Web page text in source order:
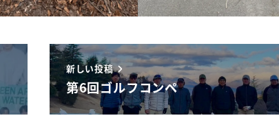
新しい投稿
第6回ゴルフコンペ